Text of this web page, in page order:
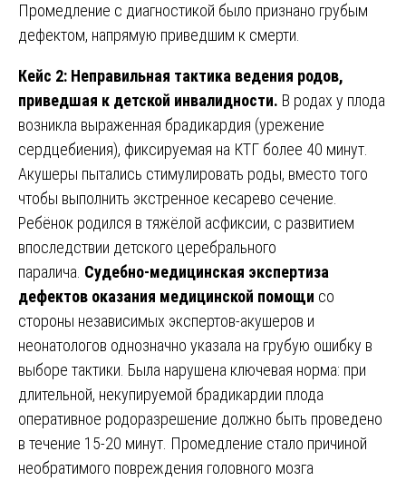
Промедление с диагностикой было признано грубым
дефектом, напрямую приведшим к смерти.
Кейс 2: Неправильная тактика ведения родов,
приведшая к детской инвалидности. В родах у плода
возникла выраженная брадикардия (урежение
сердцебиения), фиксируемая на КТГ более 40 минут.
Акушеры пытались стимулировать роды, вместо того
чтобы выполнить экстренное кесарево сечение.
Ребёнок родился в тяжёлой асфиксии, с развитием
впоследствии детского церебрального
паралича. Судебно-медицинская экспертиза
дефектов оказания медицинской помощи со
стороны независимых экспертов-акушеров и
неонатологов однозначно указала на грубую ошибку в
выборе тактики. Была нарушена ключевая норма: при
длительной, некупируемой брадикардии плода
оперативное родоразрешение должно быть проведено
в течение 15-20 минут. Промедление стало причиной
необратимого повреждения головного мозга